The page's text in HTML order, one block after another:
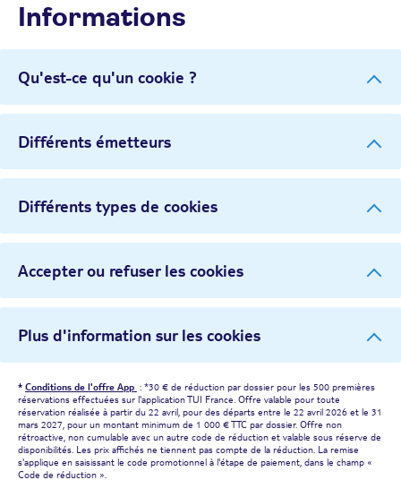
Informations
Qu'est-ce qu'un cookie ?
Différents émetteurs
Différents types de cookies
Accepter ou refuser les cookies
Plus d'information sur les cookies
* Conditions de l'offre App : *30 € de réduction par dossier pour les 500 premières
réservations effectuées sur l'application TUI France. Offre valable pour toute
réservation réalisée à partir du 22 avril, pour des départs entre le 22 avril 2026 et le 31
mars 2027, pour un montant minimum de 1 000 € TTC par dossier. Offre non
rétroactive, non cumulable avec un autre code de réduction et valable sous réserve de
disponibilités. Les prix affichés ne tiennent pas compte de la réduction. La remise
s'applique en saisissant le code promotionnel à l'étape de paiement, dans le champ «
Code de réduction ».